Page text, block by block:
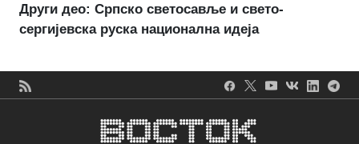
Други део: Српско светосавље и свето-
сергијевска руска национална идеја